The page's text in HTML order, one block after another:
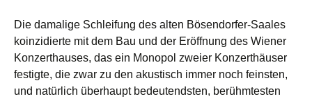
Die damalige Schleifung des alten Bösendorfer-Saales
koinzidierte mit dem Bau und der Eröffnung des Wiener
Konzerthauses, das ein Monopol zweier Konzerthäuser
festigte, die zwar zu den akustisch immer noch feinsten,
und natürlich überhaupt bedeutendsten, berühmtesten